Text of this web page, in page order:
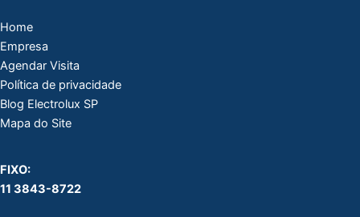
Home
Empresa
Agendar Visita
Política de privacidade
Blog Electrolux SP
Mapa do Site
FIXO:
11 3843-8722